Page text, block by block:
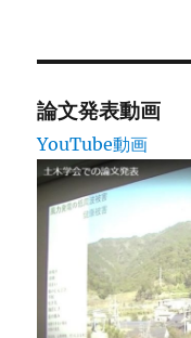
論文発表動画
YouTube動画